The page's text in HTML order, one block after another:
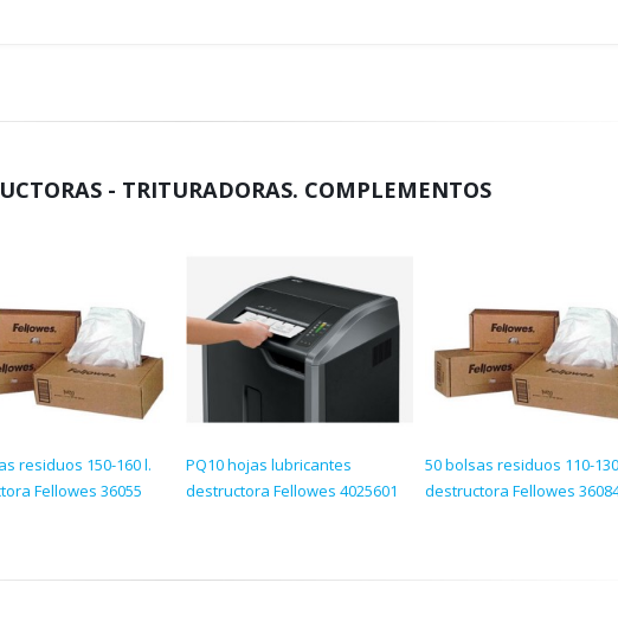
- TRITURADORAS. COMPLEMENTOS
residuos 150-160 l.
Fellowes 36055
PQ10 hojas lubricantes
destructora Fellowes 4025601
50 bolsas residuos 110-
destructora Fellowes